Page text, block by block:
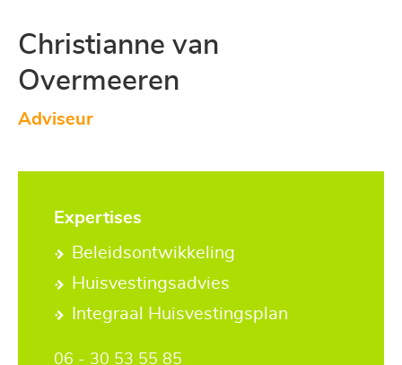
Christianne van
Overmeeren
Adviseur
Expertises
Beleidsontwikkeling
Huisvestingsadvies
Integraal Huisvestingsplan
06 - 30 53 55 85